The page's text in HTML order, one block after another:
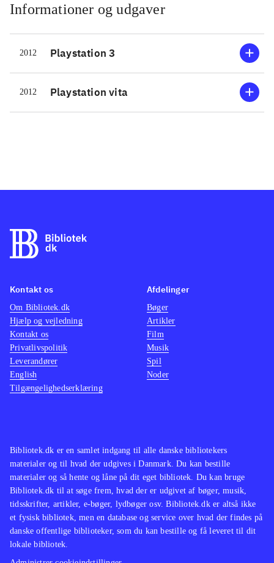
Informationer og udgaver
2012 Playstation 3
2012 Playstation vita
Bibliotek.dk er en samlet indgang til alle danske bibliotekers
materialer og til hvad der udgives i Danmark. Du kan bestille
materialer og så hente og låne på dit eget bibliotek. Du kan bruge
Bibliotek.dk til at søge frem, hvad der er udgivet af bøger, musik,
tidsskrifter, artikler, e-bøger, lydbøger osv. Bibliotek.dk er altså ikke
et fysisk bibliotek, men en database og service over hvad der findes på
danske offentlige biblioteker, som du kan bestille og få leveret til dit
lokale bibliotek.
Kontakt os
Om Bibliotek.dk
Hjælp og vejledning
Kontakt os
Privatlivspolitik
Leverandører
English
Tilgængelighedserklæring
Afdelinger
Bøger
Artikler
Film
Musik
Spil
Noder